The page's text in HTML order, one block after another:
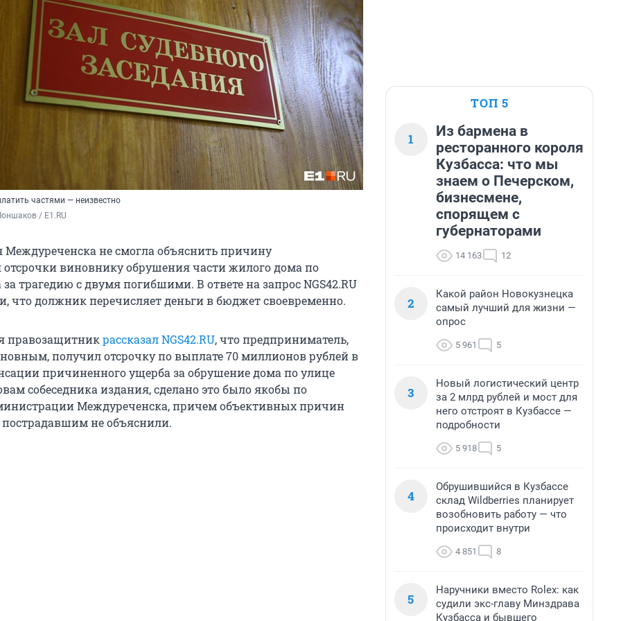
частями — неизвестно
/ E1.RU
не смогла объяснить причину
отсрочки виновнику обрушения части жилого дома по
трагедию с двумя погибшими. В ответе на запрос NGS42.RU
что должник перечисляет деньги в бюджет своевременно.
правозащитникрассказал NGS42.RU, что предприниматель,
получил отсрочку по выплате 70 миллионов рублей в
причиненного ущерба за обрушение дома по улице
собеседника издания, сделано это было якобы по
Междуреченска, причем объективных причин
не объяснили.
ТОП 5
1
Из бармена в
ресторанного короля
Кузбасса: что мы
знаем о Печерском,
бизнесмене,
спорящем с
губернаторами
14 163 12
2
Какой район Новокузнецка
самый лучший для жизни —
опрос
5 961 5
3
Новый логистический центр
за 2 млрд рублей и мост для
него отстроят в Кузбассе —
подробности
5 918 5
4
Обрушившийся в Кузбассе
склад Wildberries планирует
возобновить работу — что
происходит внутри
4 851 8
5
Наручники вместо Rolex: как
судили экс-главу Минздрава
Кузбасса и бывшего